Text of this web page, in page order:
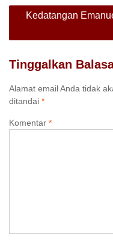
Kedatangan
Tinggalkan
Alamat email Anda tidak
ditandai *
Komentar *